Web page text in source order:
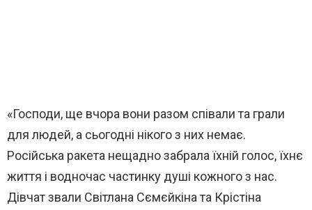
«Господи, ще вчора вони разом співали та грали
для людей, а сьогодні нікого з них немає.
Російська ракета нещадно забрала їхній голос, їхнє
життя і водночас частинку душі кожного з нас.
Дівчат звали Світлана Сємєйкіна та Крістіна